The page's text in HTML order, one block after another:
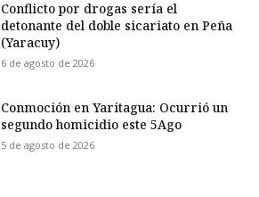
Conflicto por drogas sería el
detonante del doble sicariato en Peña
(Yaracuy)
6 de agosto de 2026
Conmoción en Yaritagua: Ocurrió un
segundo homicidio este 5Ago
5 de agosto de 2026